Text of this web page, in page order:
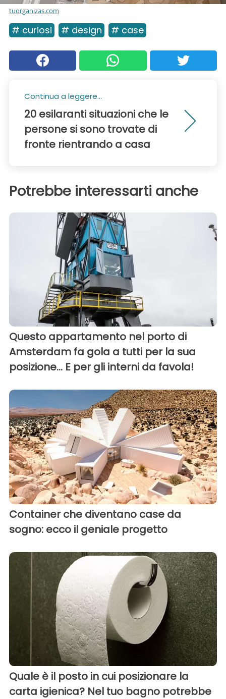
tuorganizas.com
# curiosi # design # case
Continua a leggere...
20 esilaranti situazioni che le
persone si sono trovate di
fronte rientrando a casa
Potrebbe interessarti anche
Questo appartamento nel porto di
Amsterdam fa gola a tutti per la sua
posizione... E per gli interni da favola!
Container che diventano case da
sogno: ecco il geniale progetto
Quale è il posto in cui posizionare la
carta igienica? Nel tuo bagno potrebbe